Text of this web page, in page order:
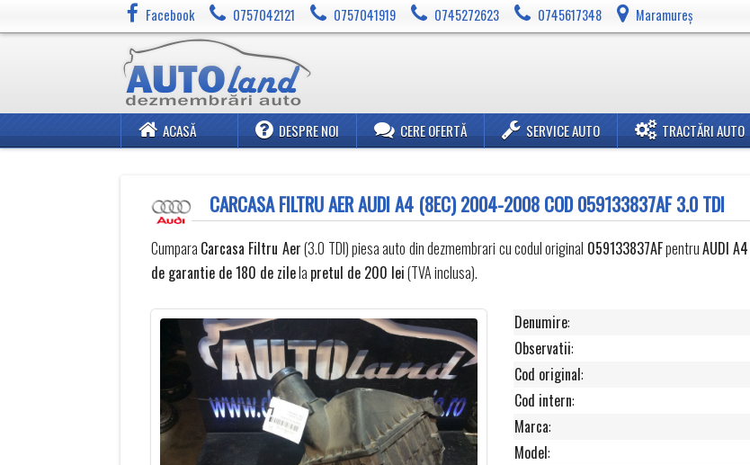
Facebook 0757042121 0757041919 0745272623 0745617348 Maramureș
ACASĂ DESPRE NOI CERE OFERTĂ SERVICE AUTO TRACTĂRI AUTO
CARCASA FILTRU AER AUDI A4 (8EC) 2004-2008 COD 059133837AF 3.0 TDI
Cumpara Carcasa Filtru Aer(3.0 TDI) piesa auto din dezmembrari cu codul original 059133837AFpentruAUDI
de garantie de 180 de zilela pretul de 200 lei(TVA inclusa).
Denumire:
Observatii:
Cod original:
Cod intern:
Marca:
Model: